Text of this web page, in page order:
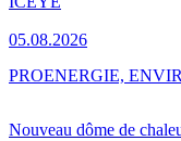
05.08.2026
Nouveau dôme de
PROENERGIE,